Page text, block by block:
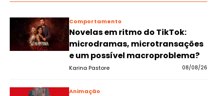
Comportamento
Novelas em ritmo do TikTok:
microdramas, microtransações
e um possível macroproblema?
Karina Pastore 08/08/26
Animação